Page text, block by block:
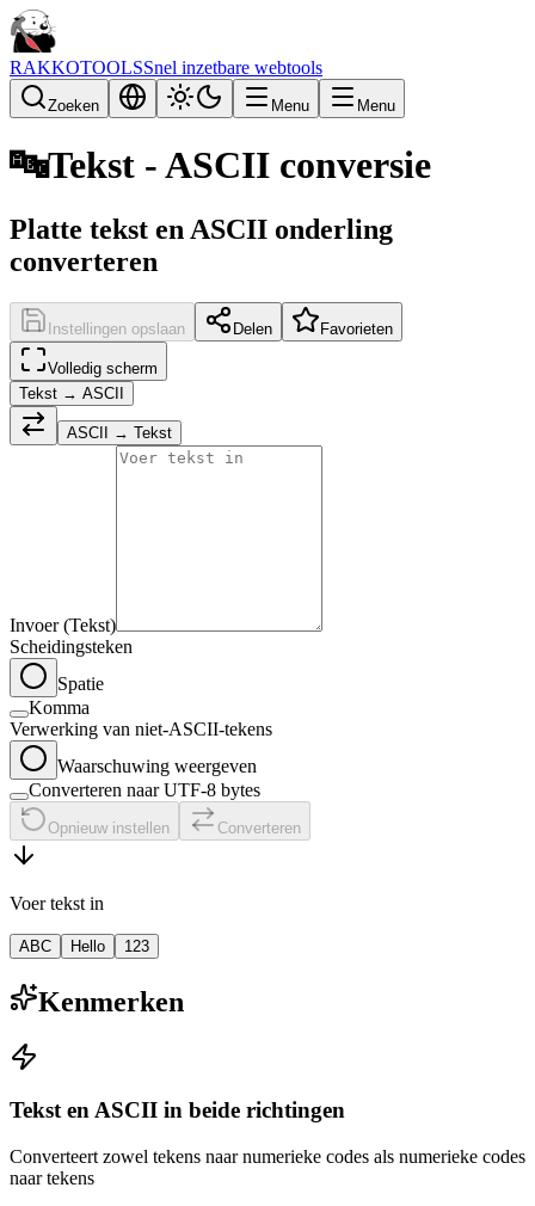
RAKKOTOOLSSnel inzetbare webtools
Zoeken Menu Menu
🔤Tekst - ASCII conversie
Platte tekst en ASCII onderling
converteren
Instellingen opslaan Delen Favorieten
Volledig scherm
Tekst → ASCII
ASCII → Tekst
Invoer (Tekst)
Scheidingsteken
Spatie
Komma
Verwerking van niet-ASCII-tekens
Waarschuwing weergeven
Converteren naar UTF-8 bytes
Opnieuw instellen Converteren
Voer tekst in
ABC Hello 123
Kenmerken
Tekst en ASCII in beide richtingen
Converteert zowel tekens naar numerieke codes als numerieke codes
naar tekens